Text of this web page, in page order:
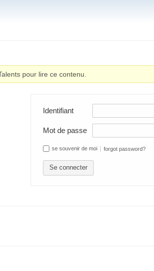
pour lire ce contenu.
Identifiant
Mot de passe
se souvenir de moi forgot password?
Se connecter